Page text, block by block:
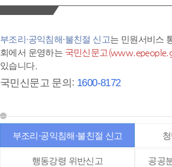
부조리·공익침해·불친절 신고는 민원서비스
회에서 운영하는 국민신문고
있습니다.
국민신문고 문의: 1600-8172
부조리·공익침해·불친절 신고
행동강령 위반신고 공공